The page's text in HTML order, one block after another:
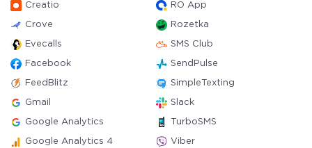
Creatio RO App
Crove Rozetka
Evecalls SMS Club
Facebook SendPulse
FeedBlitz SimpleTexting
Gmail Slack
Google Analytics TurboSMS
Google Analytics 4 Viber